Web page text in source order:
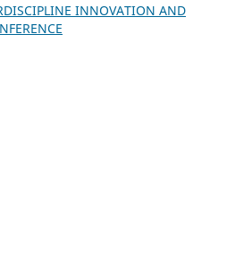
INNOVATION AND